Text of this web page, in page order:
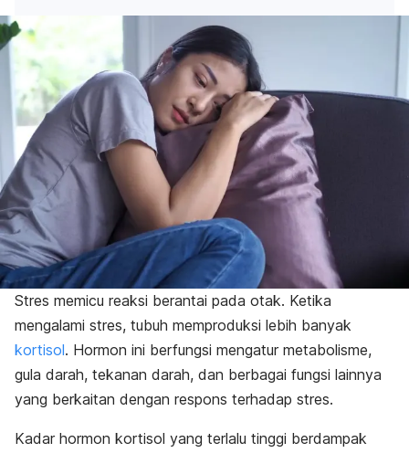
Stres memicu reaksi berantai pada otak. Ketika
mengalami stres, tubuh memproduksi lebih banyak
kortisol. Hormon ini berfungsi mengatur metabolisme,
gula darah, tekanan darah, dan berbagai fungsi lainnya
yang berkaitan dengan respons terhadap stres.
Kadar hormon kortisol yang terlalu tinggi berdampak